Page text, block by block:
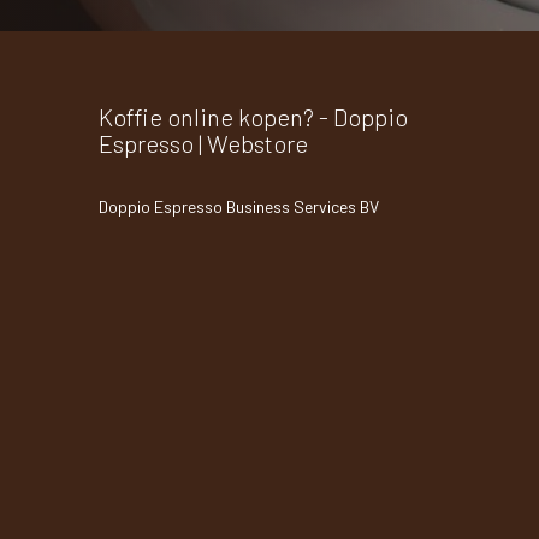
Koffie online kopen? - Doppio
Espresso | Webstore
Doppio Espresso Business Services BV